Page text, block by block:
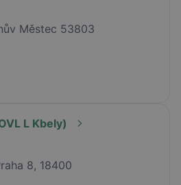
Městec 53803
L Kbely)
8, 18400